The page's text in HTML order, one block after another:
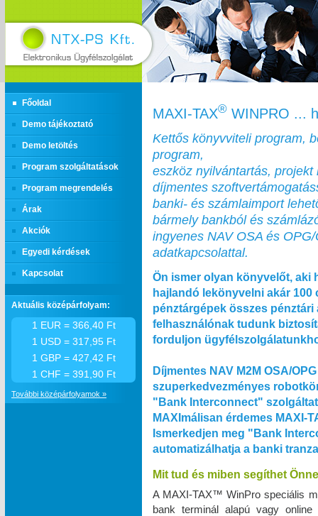
Főoldal
Demo tájékoztató
Demo letöltés
Program szolgáltatások
Program megrendelés
Árak
Akciók
Egyedi kérdések
Kapcsolat
MAXI‑TAX® WINPRO ...
Kettős könyvviteli program,
program,
eszköz nyilvántartás, projekt
díjmentes
banki- és számlaimport
bármely bankból és
ingyenes NAV OSA és
adatkapcsolattal.
Ön ismer olyan könyvelőt, aki
hajlandó lekönyvelni akár 100
pénztárgépek összes pénztári
felhasználónak tudunk
forduljon
Díjmentes NAV M2M OSA/
szuperkedvezményes
"Bank Interconnect"
MAXImálisan érdemes
Ismerkedjen meg "Bank
automatizálhatja a banki
Mit tud és miben segíthet
A MAXI‑TAX™ WinPro speciális
bank terminál alapú vagy
Aktuális középárfolyam:
1 EUR = 366,40 Ft
1 USD = 317,95 Ft
1 GBP = 427,42 Ft
1 CHF = 391,90 Ft
További középárfolyamok »